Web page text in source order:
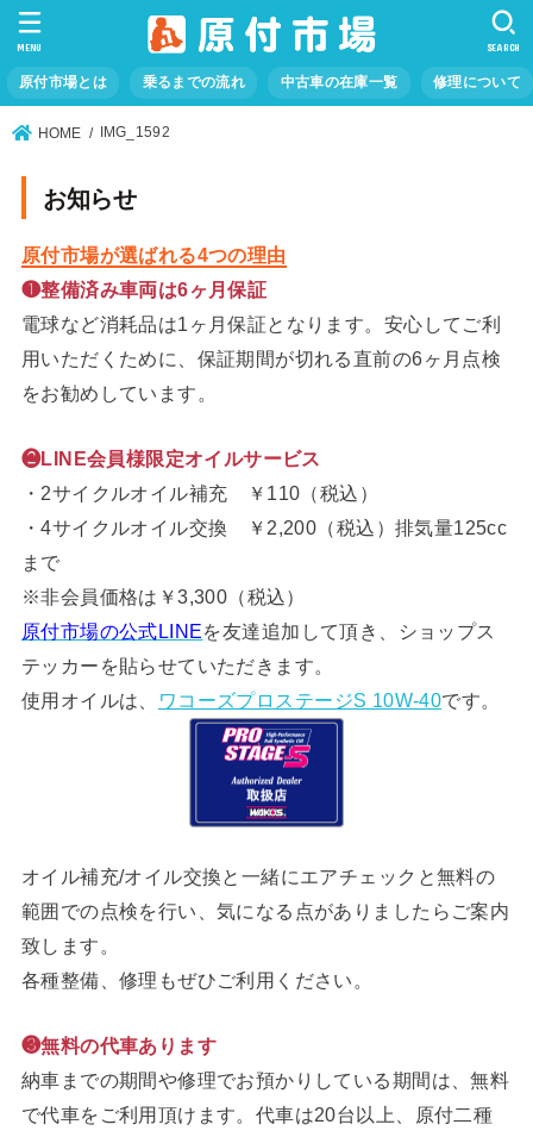
原付市場とは 乗るまでの流れ 中古車の在庫一覧 修理について
SEARCH
MENU
HOME IMG_1592
お知らせ
原付市場が選ばれる4つの理由
❶整備済み車両は6ヶ月保証
電球など消耗品は1ヶ月保証となります。安心してご利
用いただくために、保証期間が切れる直前の6ヶ月点検
をお勧めしています。
❷LINE会員様限定オイルサービス
・2サイクルオイル補充 ￥110（税込）
・4サイクルオイル交換 ￥2,200（税込）排気量125cc
まで
※非会員価格は￥3,300（税込）
原付市場の公式LINEを友達追加して頂き、ショップス
テッカーを貼らせていただきます。
使用オイルは、
ワコーズプロステージS 10W-40です。
オイル補充/オイル交換と一緒にエアチェックと無料の
範囲での点検を行い、気になる点がありましたらご案内
致します。
各種整備、修理もぜひご利用ください。
❸無料の代車あります
納車までの期間や修理でお預かりしている期間は、無料
で代車をご利用頂けます。代車は20台以上、原付二種